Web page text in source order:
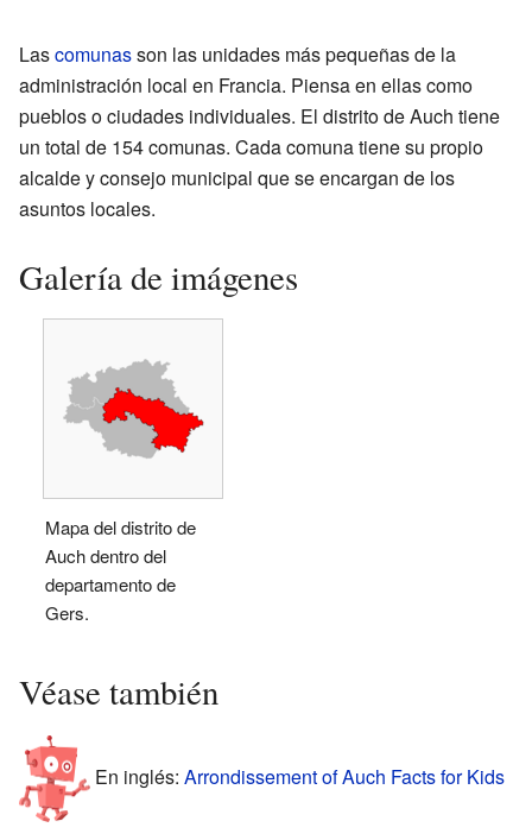
Lascomunasson las unidades más pequeñas de la
administración local en Francia. Piensa en ellas como
pueblos o ciudades individuales. El distrito de Auch tiene
un total de 154 comunas. Cada comuna tiene su propio
alcalde y consejo municipal que se encargan de los
asuntos locales.
Galería de imágenes
Mapa del distrito de
Auch dentro del
departamento de
Gers.
Véase también
En inglés: Arrondissement of Auch Facts for Kids